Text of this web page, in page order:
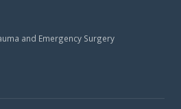
and Emergency Surgery